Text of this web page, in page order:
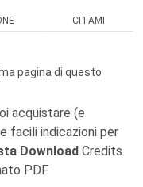
CITAMI
pagina di questo
acquistare (e
facili indicazioni per
Download Credits
PDF